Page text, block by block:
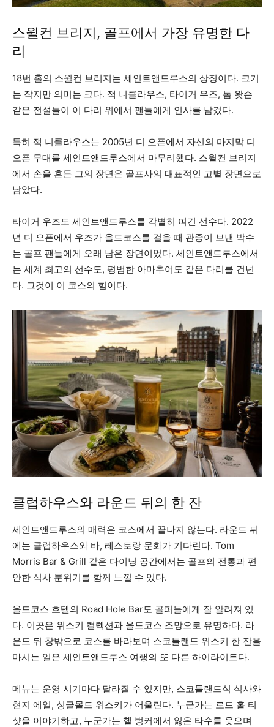
스윌컨 브리지, 골프에서 가장 유명한 다
리
18번 홀의 스윌컨 브리지는 세인트앤드루스의 상징이다. 크기
는 작지만 의미는 크다. 잭 니클라우스, 타이거 우즈, 톰 왓슨
같은 전설들이 이 다리 위에서 팬들에게 인사를 남겼다.
특히 잭 니클라우스는 2005년 디 오픈에서 자신의 마지막 디
오픈 무대를 세인트앤드루스에서 마무리했다. 스윌컨 브리지
에서 손을 흔든 그의 장면은 골프사의 대표적인 고별 장면으로
남았다.
타이거 우즈도 세인트앤드루스를 각별히 여긴 선수다. 2022
년 디 오픈에서 우즈가 올드코스를 걸을 때 관중이 보낸 박수
는 골프 팬들에게 오래 남은 장면이었다. 세인트앤드루스에서
는 세계 최고의 선수도, 평범한 아마추어도 같은 다리를 건넌
다. 그것이 이 코스의 힘이다.
클럽하우스와 라운드 뒤의 한 잔
세인트앤드루스의 매력은 코스에서 끝나지 않는다. 라운드 뒤
에는 클럽하우스와 바, 레스토랑 문화가 기다린다. Tom
Morris Bar & Grill 같은 다이닝 공간에서는 골프의 전통과 편
안한 식사 분위기를 함께 느낄 수 있다.
올드코스 호텔의 Road Hole Bar도 골퍼들에게 잘 알려져 있
다. 이곳은 위스키 컬렉션과 올드코스 조망으로 유명하다. 라
운드 뒤 창밖으로 코스를 바라보며 스코틀랜드 위스키 한 잔을
마시는 일은 세인트앤드루스 여행의 또 다른 하이라이트다.
메뉴는 운영 시기마다 달라질 수 있지만, 스코틀랜드식 식사와
현지 에일, 싱글몰트 위스키가 어울린다. 누군가는 로드 홀 티
샷을 이야기하고, 누군가는 헬 벙커에서 잃은 타수를 웃으며